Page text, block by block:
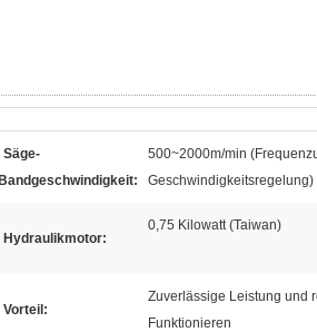
Säge-
Bandgeschwindigkeit:
500~2000m/min
Geschwindigkeitsregelung)
Hydraulikmotor:
0,75 Kilowatt (Taiwan)
Vorteil:
Zuverlässige Leistung und
Funktionieren